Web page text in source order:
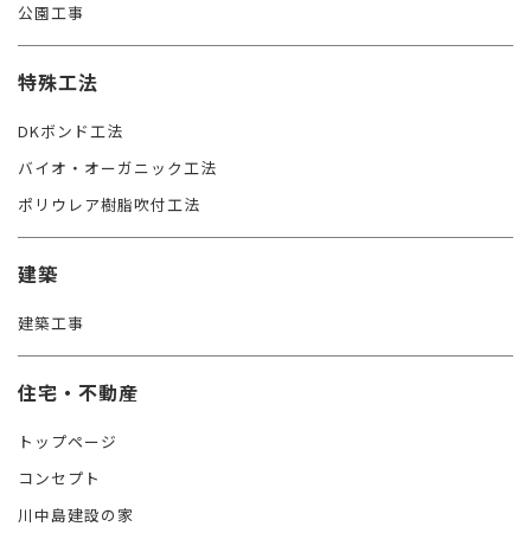
公園工事
特殊工法
DKボンド工法
バイオ・オーガニック工法
ポリウレア樹脂吹付工法
建築
建築工事
住宅・不動産
トップページ
コンセプト
川中島建設の家